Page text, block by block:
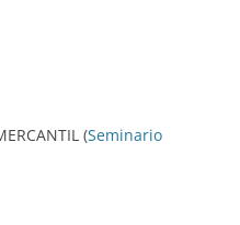
(Seminario